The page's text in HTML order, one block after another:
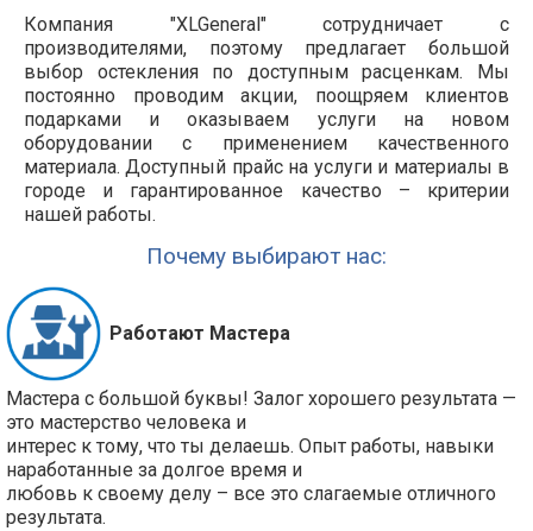
Компания "XLGeneral" сотрудничает с
производителями, поэтому предлагает большой
выбор остекления по доступным расценкам. Мы
постоянно проводим акции, поощряем клиентов
подарками и оказываем услуги на новом
оборудовании с применением качественного
материала. Доступный прайс на услуги и материалы в
городе и гарантированное качество – критерии
нашей работы.
Почему выбирают нас:
Работают Мастера
Мастера с большой буквы! Залог хорошего результата —
это мастерство человека и
интерес к тому, что ты делаешь. Опыт работы, навыки
наработанные за долгое время и
любовь к своему делу – все это слагаемые отличного
результата.